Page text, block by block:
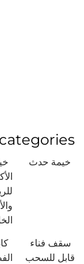
خيمة حدث
سقف فناء
قابل للسحب